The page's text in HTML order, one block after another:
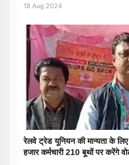
18 Aug 2024
रेलवे ट्रेड यूनियन की मान्यता के
हजार कर्मचारी 210 बूथों पर करेंगे